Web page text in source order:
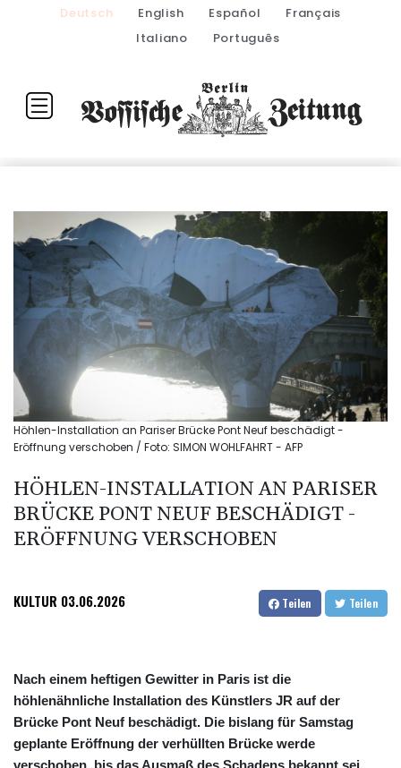
Deutsch English Español
Français
Italiano
Português
Höhlen-Installation an Pariser Brücke Pont Neuf beschädigt -
Eröffnung verschoben / Foto: SIMON WOHLFAHRT - AFP
HÖHLEN-INSTALLATION AN PARISER
BRÜCKE PONT NEUF BESCHÄDIGT -
ERÖFFNUNG VERSCHOBEN
KULTUR 03.06.2026 Teilen Teilen
Nach einem heftigen Gewitter in Paris ist die
höhlenähnliche Installation des Künstlers JR auf der
Brücke Pont Neuf beschädigt. Die bislang für Samstag
geplante Eröffnung der verhüllten Brücke werde